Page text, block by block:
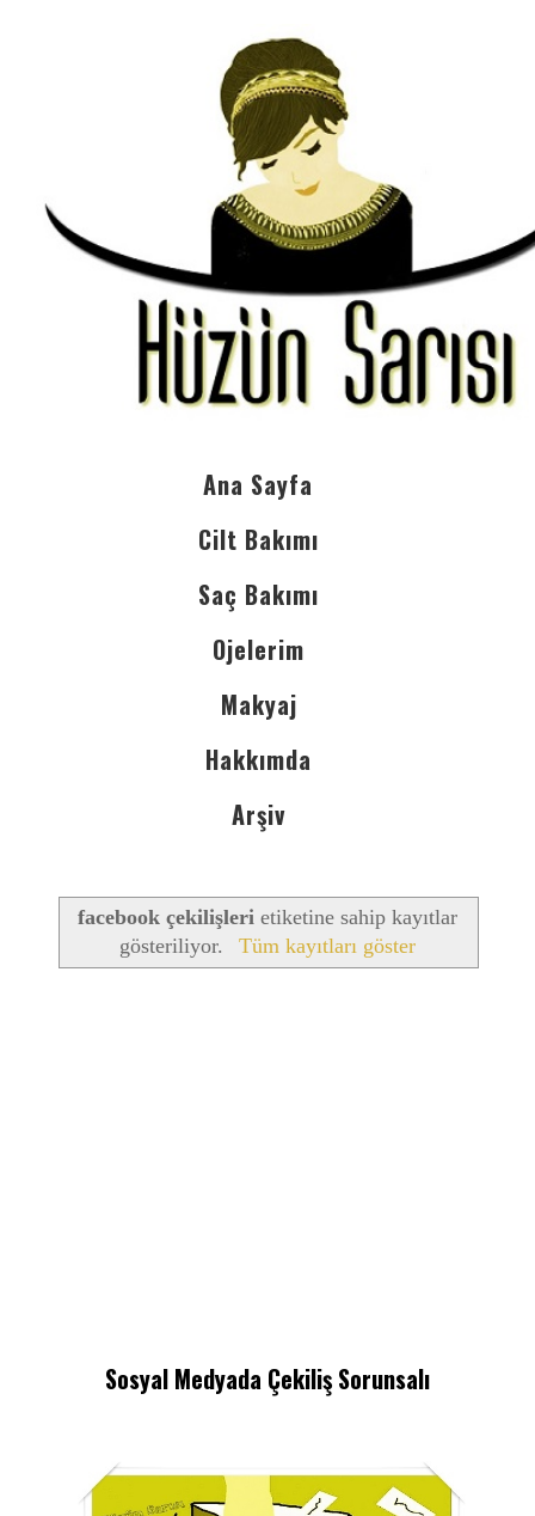
Ana Sayfa
Cilt Bakımı
Saç Bakımı
Ojelerim
Makyaj
Hakkımda
Arşiv
facebook çekilişleri etiketine sahip kayıtlar
gösteriliyor.
Tüm kayıtları göster
Sosyal Medyada Çekiliş Sorunsalı